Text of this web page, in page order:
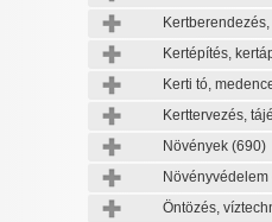
Kertépítés,
Kerti tó,
Kerttervezés,
Növények (690)
Növényvédelem
Öntözés,